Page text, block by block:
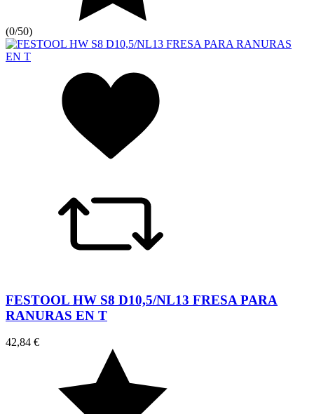
(0/50)
FESTOOL HW S8 D10,5/NL13 FRESA PARA
RANURAS EN T
42,84 €